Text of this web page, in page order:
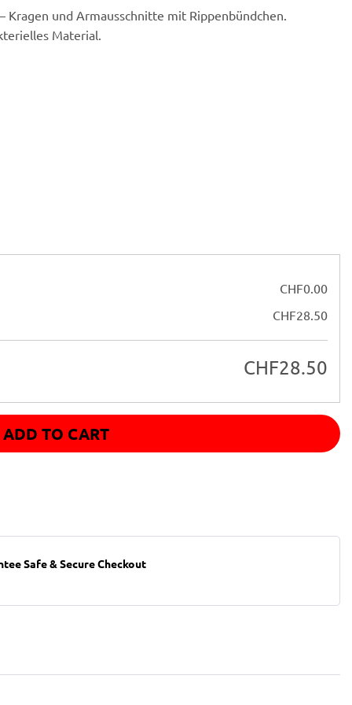
Kragen und Armausschnitte mit Rippenbündchen.
Material.
CHF0.00
CHF28.50
CHF28.50
ADD TO CART
Safe & Secure Checkout